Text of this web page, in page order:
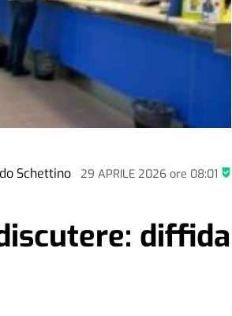
Schettino 29 APRILE 2026ore 08:01
diffida